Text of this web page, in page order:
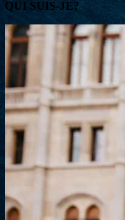
QUI SUIS-JE?